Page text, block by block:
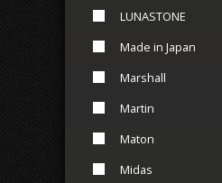
LUNASTONE
Made in Japan
Marshall
Martin
Maton
Midas